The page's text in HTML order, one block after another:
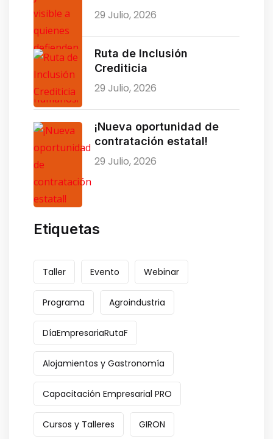
29 Julio, 2026
Ruta de Inclusión
Crediticia
29 Julio, 2026
¡Nueva oportunidad de
contratación estatal!
29 Julio, 2026
Etiquetas
Taller Evento Webinar
Programa Agroindustria
DíaEmpresariaRutaF
Alojamientos y Gastronomía
Capacitación Empresarial PRO
Cursos y Talleres GIRON